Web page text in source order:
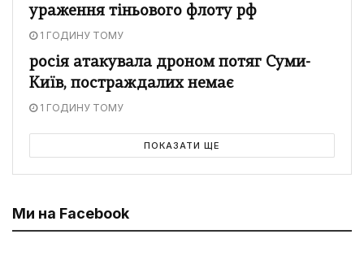
ураження тіньового флоту рф
1 ГОДИНУ ТОМУ
росія атакувала дроном потяг Суми-
Київ, постраждалих немає
1 ГОДИНУ ТОМУ
ПОКАЗАТИ ЩЕ
Ми на Facebook